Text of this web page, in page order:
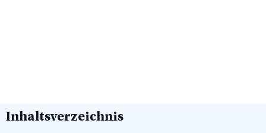
Inhaltsverzeichnis